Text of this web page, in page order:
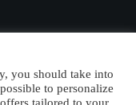
you should take into
to personalize